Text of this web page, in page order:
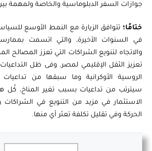
جوازات السفر الدبلوماسية والخاصة ولمهمة بين
ختامًا؛تتوافق الزيارة مع النمط الأوسع
في السنوات الأخيرة، والتي اتسمت
والاتجاه لتنويع الشراكات التي تعزز المصالح
تعزيز الثقل الإقليمي لمصر. وفى ظل التداعيات
الروسية الأوكرانية وما سبقها من تداعيات
سيترتب من تداعيات بسبب تغير المناخ، كُل
الاستثمار في مزيد من التنويع في
الحركة وفي تقليل تكلفة تعثر أي منها.